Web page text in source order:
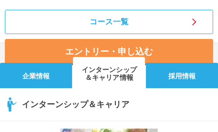
コース一覧
エントリー・申し込む
企業情報
インターンシップ
＆キャリア情報
採用情報
インターンシップ＆キャリア